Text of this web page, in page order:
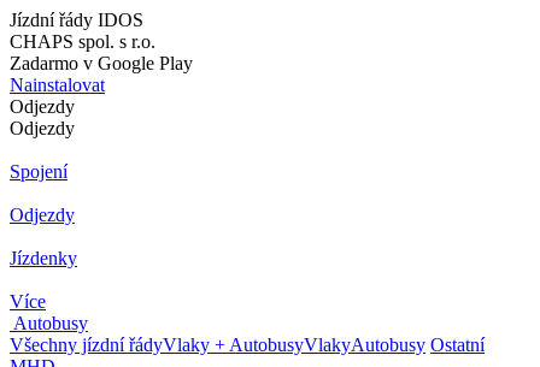
Jízdní řády IDOS
CHAPS spol. s r.o.
Zadarmo v Google Play
Nainstalovat
Odjezdy
Odjezdy
Spojení
Odjezdy
Jízdenky
Více
Autobusy
Všechny jízdní řádyVlaky + AutobusyVlakyAutobusy Ostatní